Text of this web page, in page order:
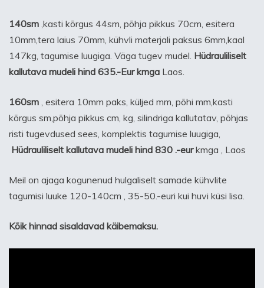
140sm ,kasti kõrgus 44sm, põhja pikkus 70cm, esitera
10mm,tera laius 70mm, kühvli materjali paksus 6mm,kaal
147kg, tagumise luugiga. Väga tugev mudel. Hüdrauliliselt
kallutava mudeli hind 635.-Eur kmga Laos.
160sm , esitera 10mm paks, küljed mm, põhi mm,kasti
kõrgus sm,põhja pikkus cm, kg, silindriga kallutatav, põhjas
risti tugevdused sees, komplektis tagumise luugiga,
Hüdrauliliselt kallutava mudeli hind 830 .-eurkmga , Laos
Meil on ajaga kogunenud hulgaliselt samade kühvlite
tagumisi luuke 120-140cm , 35-50.-euri kui huvi küsi lisa.
Kõik hinnad sisaldavad käibemaksu.